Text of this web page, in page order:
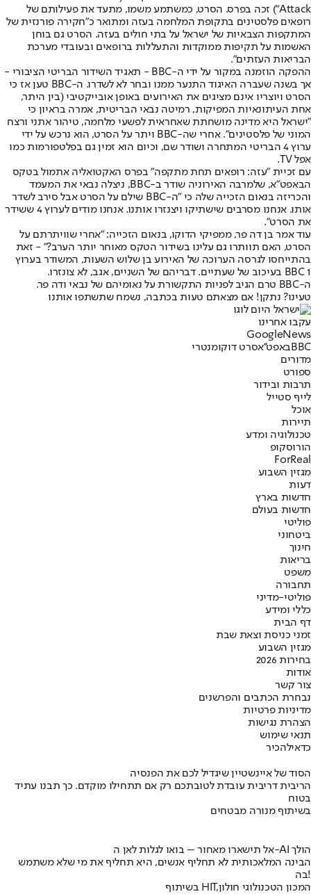
Attack") זכה בפרס. הסרט, כמשתמע משמו, מתעד את פעילותם של
רופאים פלסטינים בתקופת המלחמה בעזה ומתואר כ"חקירה פורנזית של
המתקפות הצבאיות של ישראל על בתי חולים בעזה. הסרט גם בוחן
האשמות על תקיפות ממוקדות והתעללות ברופאים ובעובדי מערכת
הבריאות העזתים".
ההפקה הוזמנה במקור על ידי ה-BBC - תאגיד השידור הבריטי הציבורי -
אך בשנה שעברה האיגוד התנער ממנו ובחר לא לשדרו. ה-BBC טען אז כי
הסרט ויוצריו אינם מציגים את האירועים באופן אובייקטיבי (בין היתר,
אחת העיתונאיות המפיקות, רמיטה נבאי הבריטית, אמרה בראיון כי
"ישראל היא מדינה מושחתת שאחראית לפשעי מלחמה, טיהור אתני ורצח
המוני של פלסטינים". אחרי שה-BBC ויתר על הסרט, הוא נרכש על ידי
ערוץ 4 הבריטי המתחרה ושודר שם, וכיום הוא זמין גם בפלטפורמות כמו
אפל TV.
עם זכיית "עזה: רופאים תחת מתקפה" בפרס האקטואליה אתמול בטקס
הבאפט"א, שלמרבה האירוניה שודר ב-BBC, ניצלה נבאי את המעמד
והכריזה בנאום הזכייה שלה כי "ה-BBC שילם על הסרט אבל סירב לשדר
אותו. אנחנו מסרבים שישתיקו ויצנזרו אותנו. אנחנו מודים לערוץ 4 ששידר
את הסרט".
עוד אמר בן דה פר, ממפיקי הדוקו, בנאום הזכייה: "אחרי שוויתרתם על
הסרט, האם תוותרו גם עלינו בשידור הטקס מאוחר יותר הערב?" - זאת
בהתייחסו לגרסה הערוכה של האירוע בן שלוש השעות, המשודר בערוץ
BBC 1 בעיכוב של שעתיים. דבריהם של השניים, אגב, לא צונזרו.
ה-BBC טרם הגיב לפניות התקשורת על נאומיהם של נבאי ודה פר.
טעינו? נתקן! אם מצאתם טעות בכתבה, נשמח שתשתפו אותנו
עקבו אחרינו
Googl eNews
BBCבאפט''אסרט דוקומנטרי
מדורים
ספורט
תרבות ובידור
לייף סטייל
אוכל
תיירות
טכנולוגיה ומדע
הורוסקופ
ForReal
מגזין השבוע
דעות
חדשות בארץ
חדשות בעולם
פוליטי
ביטחוני
חינוך
בריאות
משפט
תחבורה
פוליטי-מדיני
כללי ומידע
דף הבית
זמני כניסת וצאת שבת
מגזין השבוע
בחירות 2026
אודות
צור קשר
נבחרת הכתבים והפרשנים
מדיניות פרטיות
הצהרת נגישות
תנאי שימוש
כדאילהכיר
הסוד של איינשטיין שיגדיל לכם את הפנסיה
הריבית דריבית עובדת לטובתכם רק אם תתחילו מוקדם. כך תבנו עתיד
בטוח
בשיתוף מנורה מבטחים
אל תישארו מאחור – בואו לגלות לאן ה-AI הולך
הבינה המלאכותית לא תחליף אנשים, היא תחליף את מי שלא משתמש
בה!
בשיתוף HIT,המכון הטכנולוגי חולון